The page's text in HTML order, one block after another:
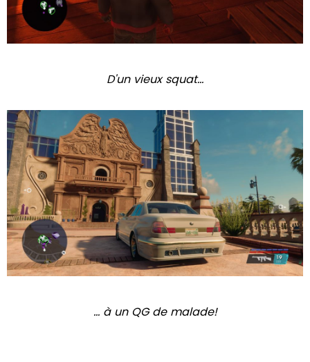
D'un vieux squat...
... à un QG de malade!